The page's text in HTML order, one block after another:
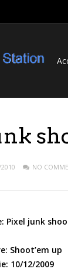
NO
Pixel junk
Shoot’em up
10/12/2009